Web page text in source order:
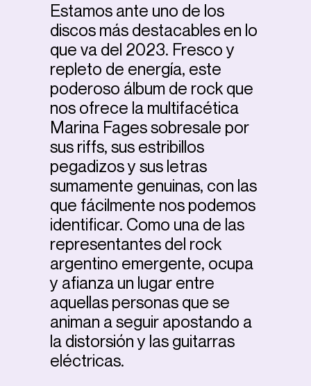
Estamos ante uno de los
discos más destacables en lo
que va del 2023. Fresco y
repleto de energía, este
poderoso álbum de rock que
nos ofrece la multifacética
Marina Fages sobresale por
sus riffs, sus estribillos
pegadizos y sus letras
sumamente genuinas, con las
que fácilmente nos podemos
identificar. Como una de las
representantes del rock
argentino emergente, ocupa
y afianza un lugar entre
aquellas personas que se
animan a seguir apostando a
la distorsión y las guitarras
eléctricas.